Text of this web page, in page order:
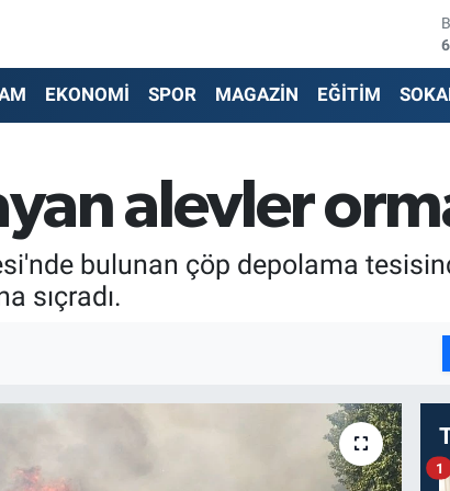
EKONOMİ SPOR MAGAZİN EĞİTİM
alevler
bulunan çöp depolama
sıçradı.
1